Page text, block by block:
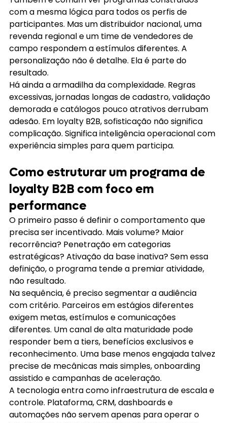
com a mesma lógica para todos os perfis de
participantes. Mas um distribuidor nacional, uma
revenda regional e um time de vendedores de
campo respondem a estímulos diferentes. A
personalização não é detalhe. Ela é parte do
resultado.
Há ainda a armadilha da complexidade. Regras
excessivas, jornadas longas de cadastro, validação
demorada e catálogos pouco atrativos derrubam
adesão. Em loyalty B2B, sofisticação não significa
complicação. Significa inteligência operacional com
experiência simples para quem participa.
Como estruturar um programa de
loyalty B2B com foco em
performance
O primeiro passo é definir o comportamento que
precisa ser incentivado. Mais volume? Maior
recorrência? Penetração em categorias
estratégicas? Ativação da base inativa? Sem essa
definição, o programa tende a premiar atividade,
não resultado.
Na sequência, é preciso segmentar a audiência
com critério. Parceiros em estágios diferentes
exigem metas, estímulos e comunicações
diferentes. Um canal de alta maturidade pode
responder bem a tiers, benefícios exclusivos e
reconhecimento. Uma base menos engajada talvez
precise de mecânicas mais simples, onboarding
assistido e campanhas de aceleração.
A tecnologia entra como infraestrutura de escala e
controle. Plataforma, CRM, dashboards e
automações não servem apenas para operar o